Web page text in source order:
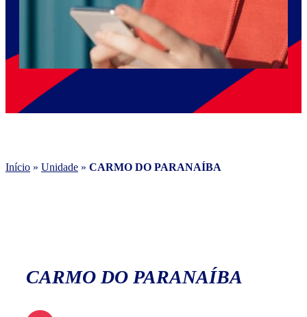
Início » Unidade » CARMO DO PARANAÍBA
CARMO DO PARANAÍBA